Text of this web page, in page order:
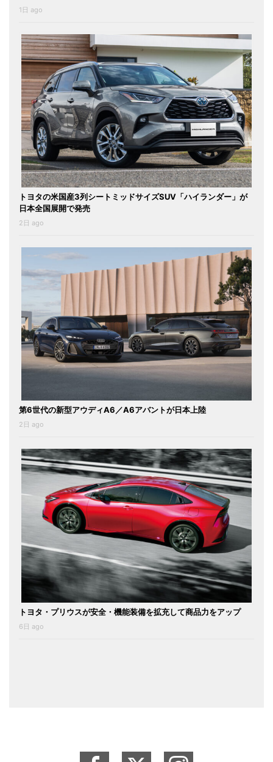
1日 ago
トヨタの米国産3列シートミッドサイズSUV「ハイランダー」が
日本全国展開で発売
2日 ago
第6世代の新型アウディA6／A6アバントが日本上陸
2日 ago
トヨタ・プリウスが安全・機能装備を拡充して商品力をアップ
6日 ago